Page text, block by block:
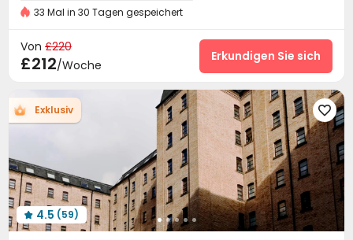
Freundschaftliche kostenlose Kurzaufenthalte
Paket für Wasser, Strom und Internet
24-Stunden-Sicherheitsdienst
Fitnessstudio
Überwachungssystem Paketannahme und -versand
Lounge für Bewohner Spielezimmer Bowling
KTV Billardtisch
33 Mal in 30 Tagen gespeichert
Von £220
£212/Woche
Erkundigen Sie sich
Exklusiv 
 4.5 (59)